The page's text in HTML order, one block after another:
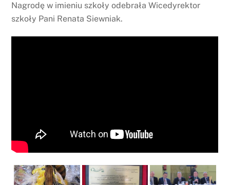
Nagrodę w imieniu szkoły odebrała Wicedyrektor
szkoły Pani Renata Siewniak.